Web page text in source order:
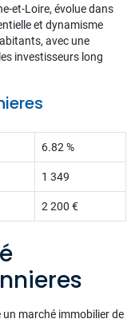
et-Loire, évolue dans
et dynamisme
avec une
investisseurs long
6.82 %
1 349
2 200 €
marché immobilier de